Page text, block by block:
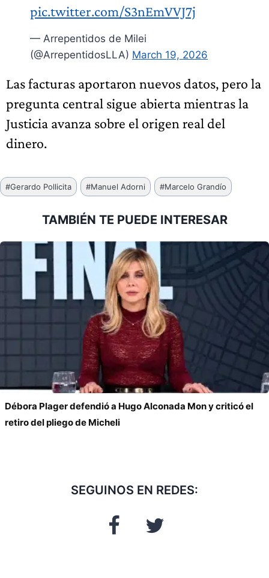
pic.twitter.com/S3nEmVVJ7j
— Arrepentidos de Milei
(@ArrepentidosLLA) March 19, 2026
Las facturas aportaron nuevos datos, pero la
pregunta central sigue abierta mientras la
Justicia avanza sobre el origen real del
dinero.
Etiquetas
de
#Gerardo Pollicita #Manuel Adorni #Marcelo Grandío
TAMBIÉN TE PUEDE INTERESAR
Débora Plager defendió a Hugo Alconada Mon y criticó el
retiro del pliego de Micheli
SEGUINOS EN REDES: